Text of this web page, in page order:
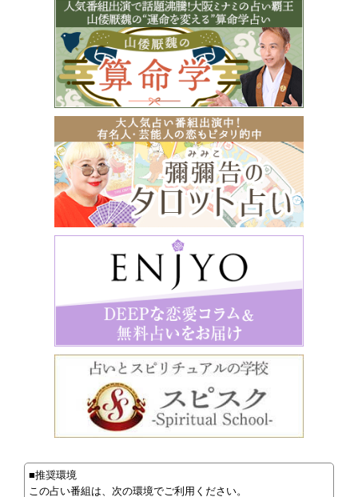
■推奨環境
この占い番組は、次の環境でご利用ください。